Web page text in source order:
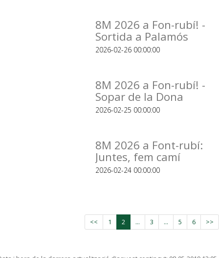
8M 2026 a Fon-rubí! -
Sortida a Palamós
2026-02-26 00:00:00
8M 2026 a Fon-rubí! -
Sopar de la Dona
2026-02-25 00:00:00
8M 2026 a Font-rubí:
Juntes, fem camí
2026-02-24 00:00:00
<< 1 2 ... 3 ... 5 6 >>